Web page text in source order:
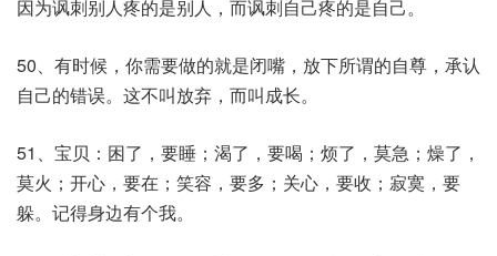
因为讽刺别人疼的是别人，而讽刺自己疼的是自己。
50、有时候，你需要做的就是闭嘴，放下所谓的自尊，承认
自己的错误。这不叫放弃，而叫成长。
51、宝贝：困了，要睡；渴了，要喝；烦了，莫急；燥了，
莫火；开心，要在；笑容，要多；关心，要收；寂寞，要
躲。记得身边有个我。